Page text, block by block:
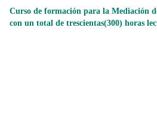
Curso de formación para la Mediación
con un total de trescientas(300) horas